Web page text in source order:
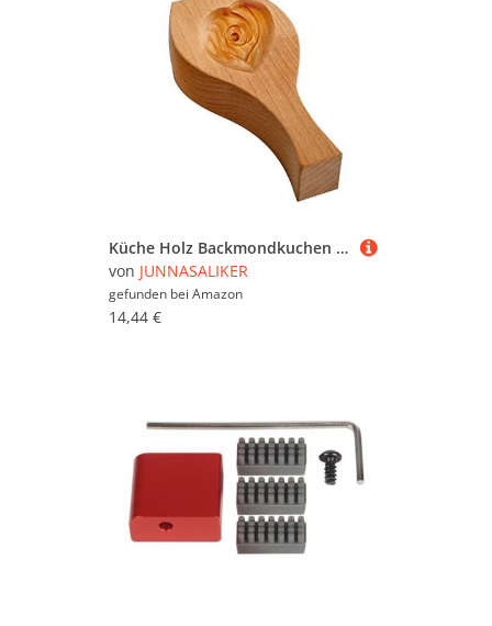
Küche Holz Backmondkuchen Form 3D Blumenmuster Dekoration Werkzeuge Biscuit Schokoladenkürbispiegel Für Familie
von JUNNASALIKER
gefunden bei Amazon
14,44 €